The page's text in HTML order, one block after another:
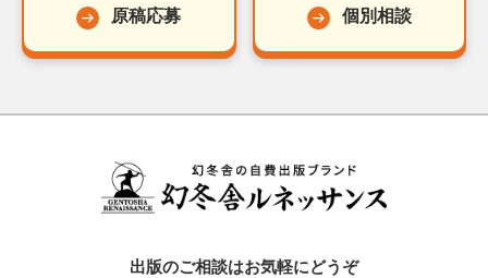
原稿応募 個別相談
出版のご相談はお気軽にどうぞ